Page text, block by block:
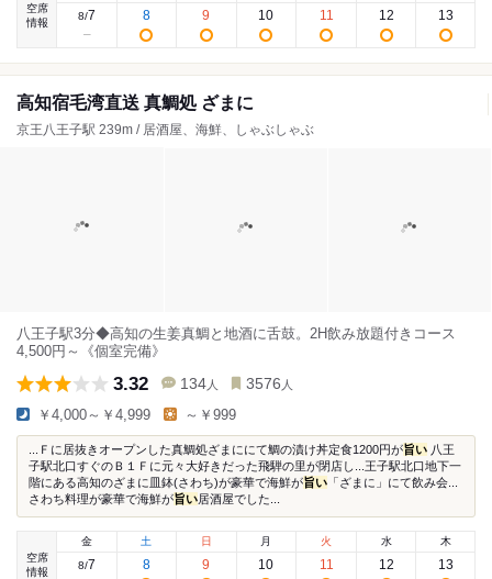
空席
情報
8/7 8 9 10 11 12 13
高知宿毛湾直送 真鯛処 ざまに
京王八王子駅 239m / 居酒屋、海鮮、しゃぶしゃぶ
八王子駅3分◆高知の生姜真鯛と地酒に舌鼓。2H飲み放題付きコース
4,500円～《個室完備》
3.32 134 人 3576 人
￥4,000～￥4,999 ～￥999
...Ｆに居抜きオープンした真鯛処ざまににて鯛の漬け丼定食1200円が旨い 八王
子駅北口すぐのＢ１Ｆに元々大好きだった飛騨の里が閉店し...王子駅北口地下一
階にある高知のざまに皿鉢(さわち)が豪華で海鮮が旨い 「ざまに」にて飲み会...
さわち料理が豪華で海鮮が旨い 居酒屋でした...
空席
情報
金
8/7
土
8
日
9
月
10
火
11
水
12
木
13